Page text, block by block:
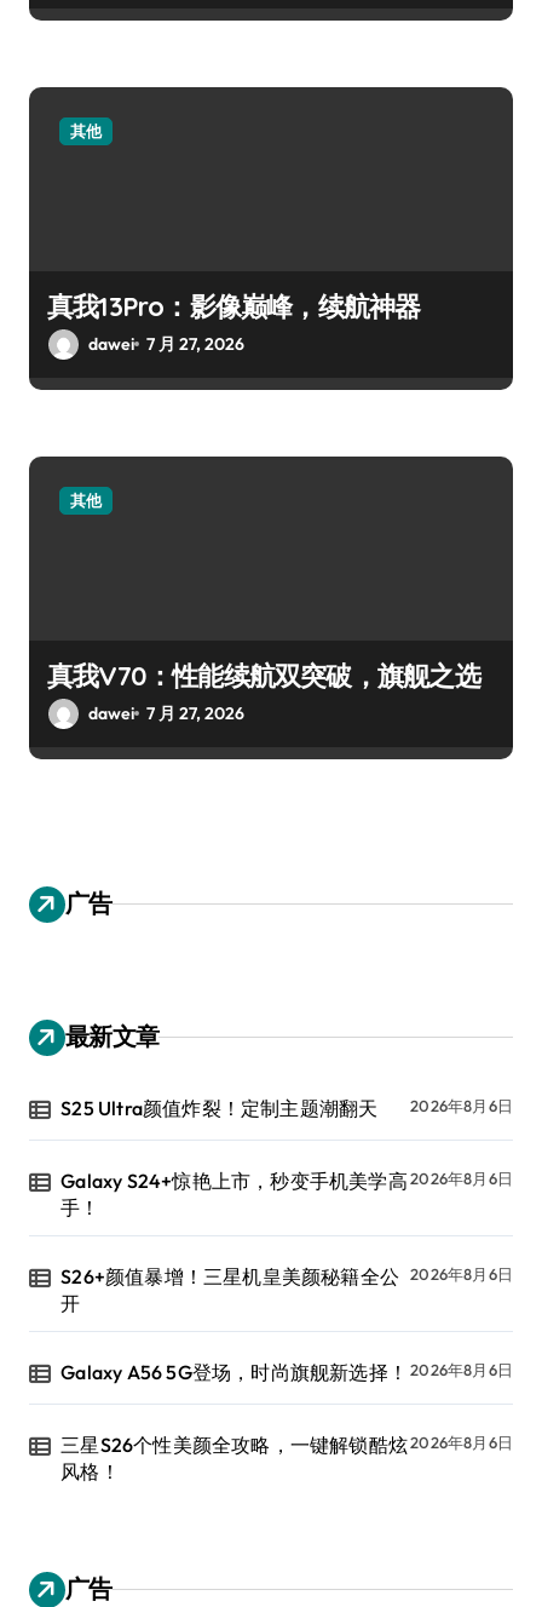
其他
真我13Pro：影像巅峰，续航神器
dawei 7 月 27, 2026
其他
真我V70：性能续航双突破，旗舰之选
dawei 7 月 27, 2026
广告
最新文章
S25 Ultra颜值炸裂！定制主题潮翻天 2026年8月6日
Galaxy S24+惊艳上市，秒变手机美学高
手！
2026年8月6日
S26+颜值暴增！三星机皇美颜秘籍全公
开
2026年8月6日
Galaxy A56 5G登场，时尚旗舰新选择！ 2026年8月6日
三星S26个性美颜全攻略，一键解锁酷炫
风格！
2026年8月6日
广告